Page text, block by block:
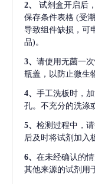
2、
试剂盒开启后
保存条件表格 (受
导致组件缺损，可
品)。
3、 请使用无菌一
瓶盖，以防止微生
4、 手工洗板时，
孔。不充分的洗涤
5、 检测过程中，
后及时将试剂加入
6、 在未经确认的
其他来源的试剂用